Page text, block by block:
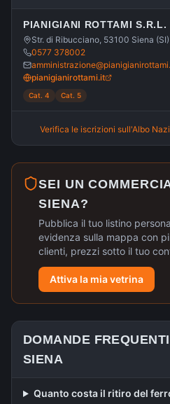
PIANIGIANI ROTTAMI S.R.L.
Str. di Ribucciano, 53100 Siena (SI)
0577 378002
pianigianirottami.it
Cat. 4 Cat. 5
Verifica le iscrizioni sull'Albo
SEI UN
SIENA?
Pubblica il tuo listino
evidenza sulla mappa con
clienti, prezzi sotto il tuo
Attiva la mia vetrina
DOMANDE
SIENA
Quanto costa il ritiro del